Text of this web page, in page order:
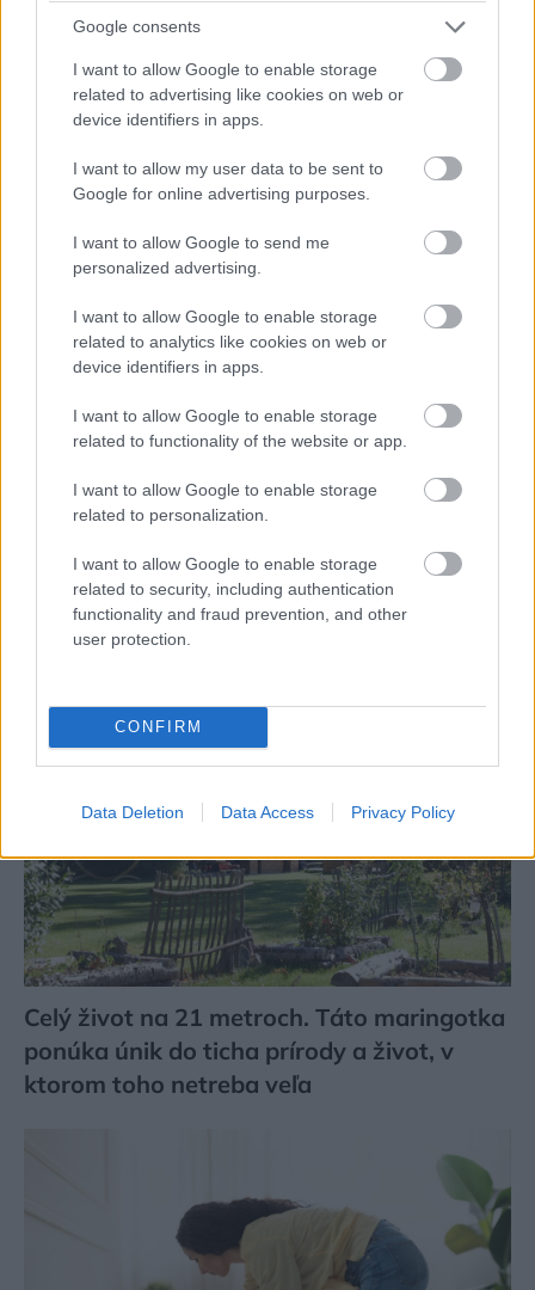
Google consents
I want to allow Google to enable storage
related to advertising like cookies on web or
device identifiers in apps.
I want to allow my user data to be sent to
Google for online advertising purposes.
I want to allow Google to send me
personalized advertising.
I want to allow Google to enable storage
related to analytics like cookies on web or
device identifiers in apps.
I want to allow Google to enable storage
related to functionality of the website or app.
I want to allow Google to enable storage
related to personalization.
I want to allow Google to enable storage
related to security, including authentication
functionality and fraud prevention, and other
user protection.
CONFIRM
Data Deletion Data Access Privacy Policy
Šíri sa z odpadkového koša silný zápach?
Tieto kroky vám pomôžu zbaviť sa ho
Žije pri lese, chová sliepky a uspáva ju
rieka. Miestni remeselníci vytvorili bývanie,
ktoré vyzerá ako malý raj
Celý život na 21 metroch. Táto maringotka
ponúka únik do ticha prírody a život, v
ktorom toho netreba veľa